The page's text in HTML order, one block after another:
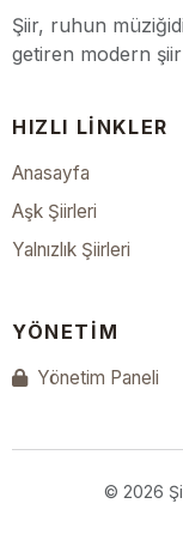
Şiir, ruhun
getiren modern
HIZLI LINKLER
Anasayfa
Aşk Şiirleri
Yalnızlık Şiirleri
YÖNETIM
Yönetim Paneli
© 2026